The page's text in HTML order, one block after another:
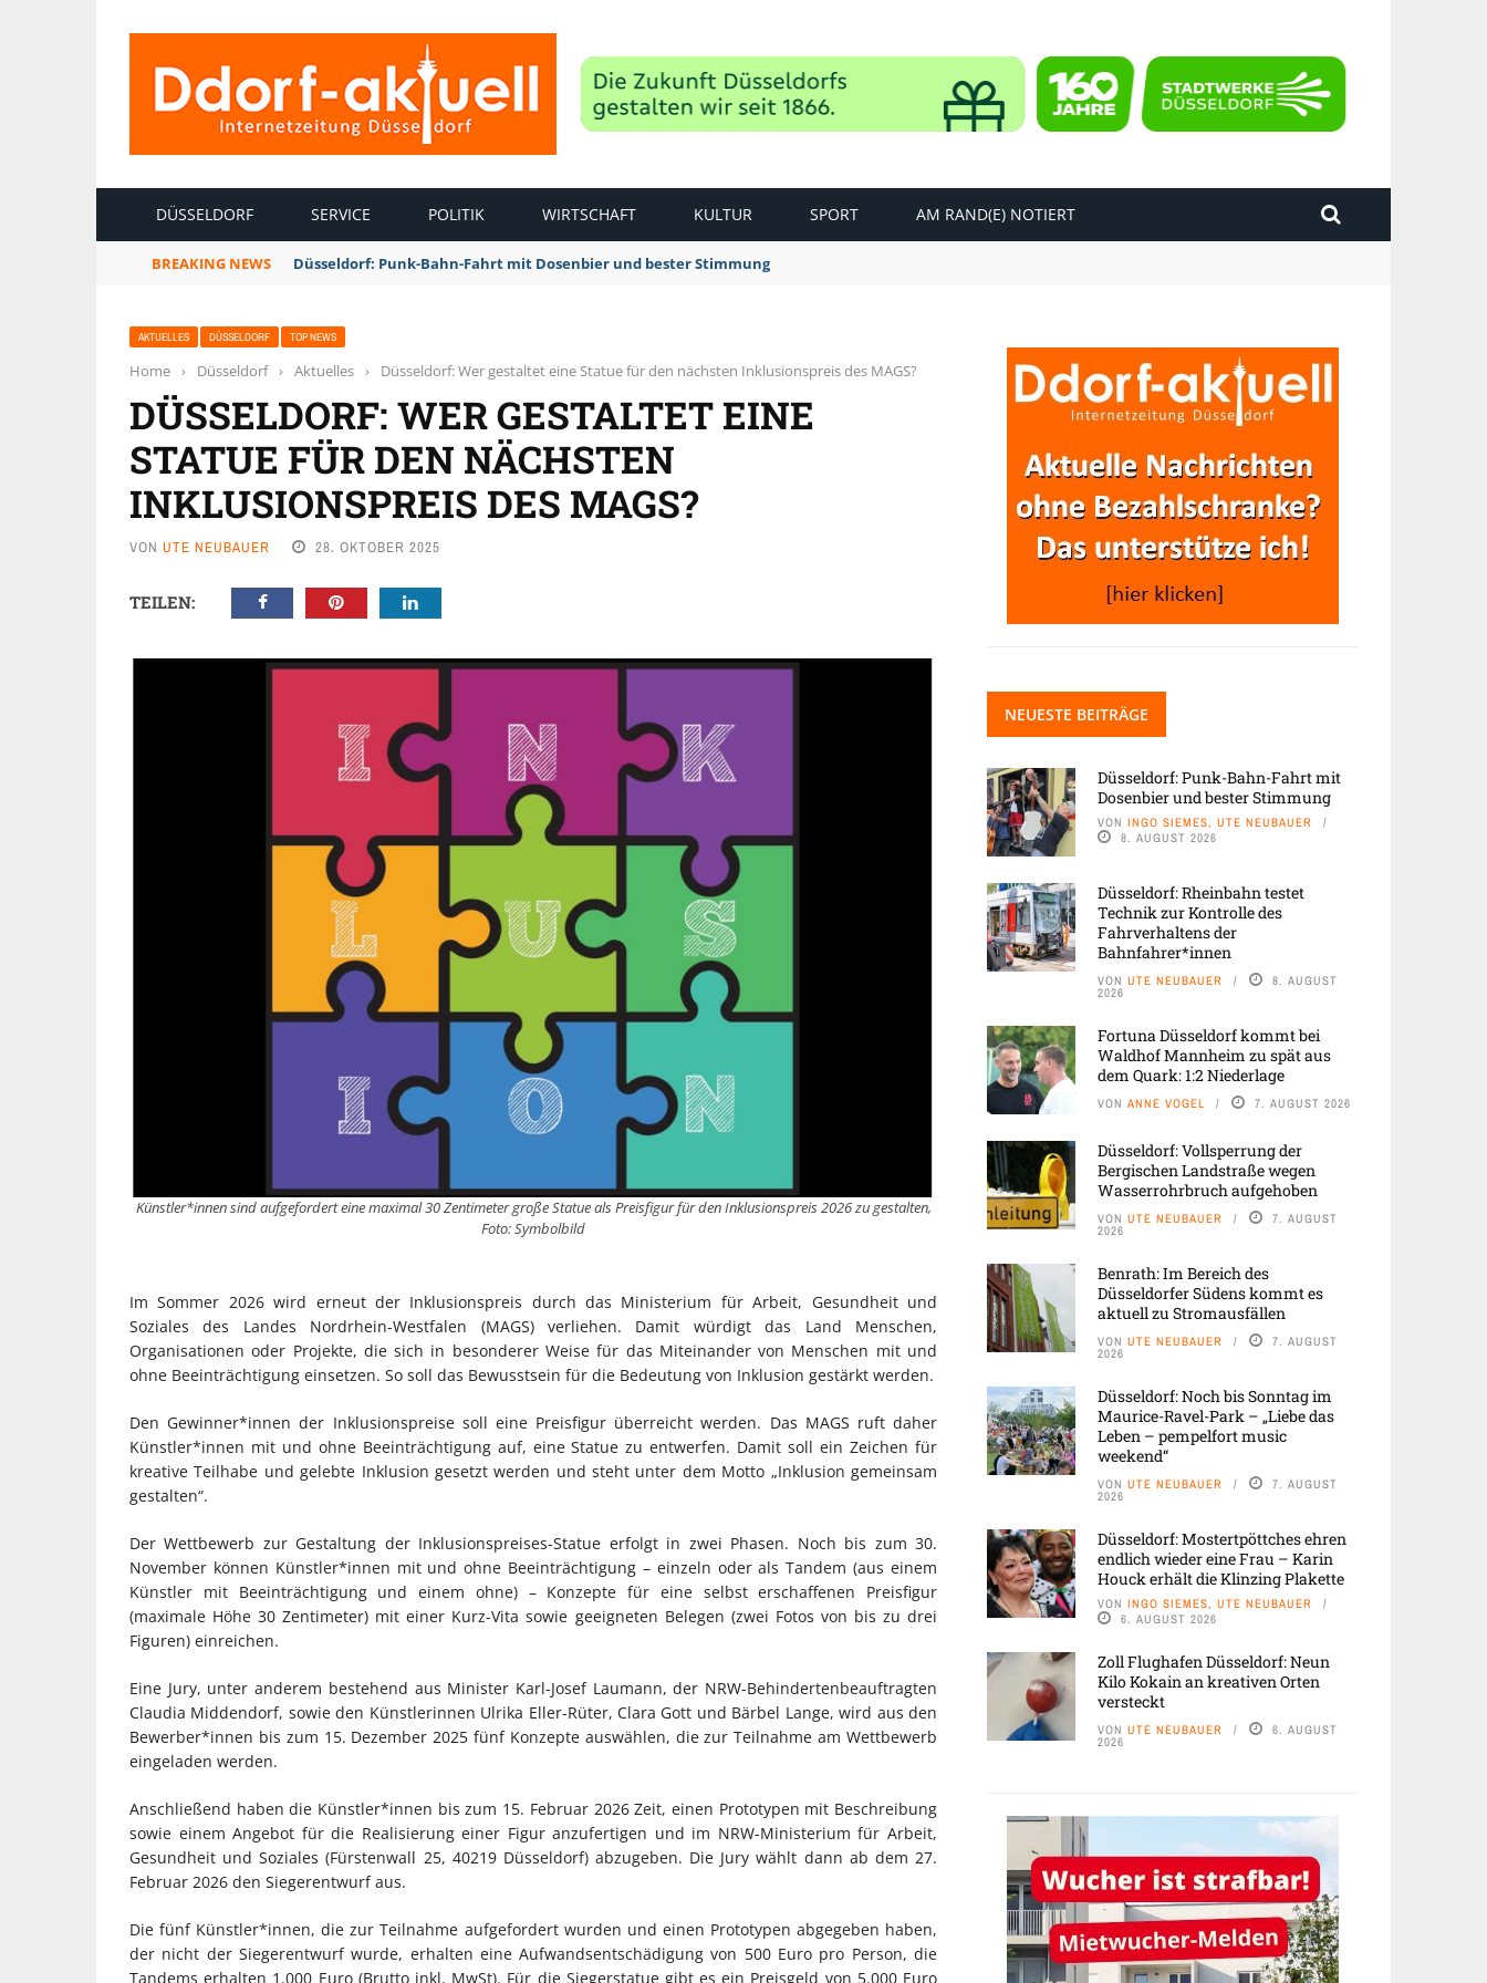
DÜSSELDORF SERVICE POLITIK WIRTSCHAFT KULTUR SPORT AM RAND(E) NOTIERT
BREAKING NEWS Düsseldorf: Punk-Bahn-Fahrt mit Dosenbier und bester Stimmung
AKTUELLES DÜSSELDORF TOP NEWS
Home › Düsseldorf › Aktuelles › Düsseldorf: Wer gestaltet eine Statue für den nächsten Inklusionspreis des MAGS?
DÜSSELDORF: WER GESTALTET EINE
STATUE FÜR DEN NÄCHSTEN
INKLUSIONSPREIS DES MAGS?
VON UTE NEUBAUER 28. OKTOBER 2025
TEILEN:
Künstler*innen sind aufgefordert eine maximal 30 Zentimeter große Statue als Preisfigur für den Inklusionspreis 2026 zu gestalten,
Foto: Symbolbild
Im Sommer 2026 wird erneut der Inklusionspreis durch das Ministerium für Arbeit, Gesundheit und
Soziales des Landes Nordrhein-Westfalen (MAGS) verliehen. Damit würdigt das Land Menschen,
Organisationen oder Projekte, die sich in besonderer Weise für das Miteinander von Menschen mit und
ohne Beeinträchtigung einsetzen. So soll das Bewusstsein für die Bedeutung von Inklusion gestärkt werden.
Den Gewinner*innen der Inklusionspreise soll eine Preisfigur überreicht werden. Das MAGS ruft daher
Künstler*innen mit und ohne Beeinträchtigung auf, eine Statue zu entwerfen. Damit soll ein Zeichen für
kreative Teilhabe und gelebte Inklusion gesetzt werden und steht unter dem Motto „Inklusion gemeinsam
gestalten“.
Der Wettbewerb zur Gestaltung der Inklusionspreises-Statue erfolgt in zwei Phasen. Noch bis zum 30.
November können Künstler*innen mit und ohne Beeinträchtigung – einzeln oder als Tandem (aus einem
Künstler mit Beeinträchtigung und einem ohne) – Konzepte für eine selbst erschaffenen Preisfigur
(maximale Höhe 30 Zentimeter) mit einer Kurz-Vita sowie geeigneten Belegen (zwei Fotos von bis zu drei
Figuren) einreichen.
Eine Jury, unter anderem bestehend aus Minister Karl-Josef Laumann, der NRW-Behindertenbeauftragten
Claudia Middendorf, sowie den Künstlerinnen Ulrika Eller-Rüter, Clara Gott und Bärbel Lange, wird aus den
Bewerber*innen bis zum 15. Dezember 2025 fünf Konzepte auswählen, die zur Teilnahme am Wettbewerb
eingeladen werden.
Anschließend haben die Künstler*innen bis zum 15. Februar 2026 Zeit, einen Prototypen mit Beschreibung
sowie einem Angebot für die Realisierung einer Figur anzufertigen und im NRW-Ministerium für Arbeit,
Gesundheit und Soziales (Fürstenwall 25, 40219 Düsseldorf) abzugeben. Die Jury wählt dann ab dem 27.
Februar 2026 den Siegerentwurf aus.
Die fünf Künstler*innen, die zur Teilnahme aufgefordert wurden und einen Prototypen abgegeben haben,
der nicht der Siegerentwurf wurde, erhalten eine Aufwandsentschädigung von 500 Euro pro Person, die
Tandems erhalten 1.000 Euro (Brutto inkl. MwSt). Für die Siegerstatue gibt es ein Preisgeld von 5.000 Euro
NEUESTE BEITRÄGE
Düsseldorf: Punk-Bahn-Fahrt mit
Dosenbier und bester Stimmung
VON INGO SIEMES, UTE NEUBAUER
8. AUGUST 2026
Düsseldorf: Rheinbahn testet
Technik zur Kontrolle des
Fahrverhaltens der
Bahnfahrer*innen
VON UTE NEUBAUER 8. AUGUST
2026
Fortuna Düsseldorf kommt bei
Waldhof Mannheim zu spät aus
dem Quark: 1:2 Niederlage
VON ANNE VOGEL 7. AUGUST 2026
Düsseldorf: Vollsperrung der
Bergischen Landstraße wegen
Wasserrohrbruch aufgehoben
VON UTE NEUBAUER 7. AUGUST
2026
Benrath: Im Bereich des
Düsseldorfer Südens kommt es
aktuell zu Stromausfällen
VON UTE NEUBAUER 7. AUGUST
2026
Düsseldorf: Noch bis Sonntag im
Maurice-Ravel-Park – „Liebe das
Leben – pempelfort music
weekend“
VON UTE NEUBAUER 7. AUGUST
2026
Düsseldorf: Mostertpöttches ehren
endlich wieder eine Frau – Karin
Houck erhält die Klinzing Plakette
VON INGO SIEMES, UTE NEUBAUER
6. AUGUST 2026
Zoll Flughafen Düsseldorf: Neun
Kilo Kokain an kreativen Orten
versteckt
VON UTE NEUBAUER 6. AUGUST
2026